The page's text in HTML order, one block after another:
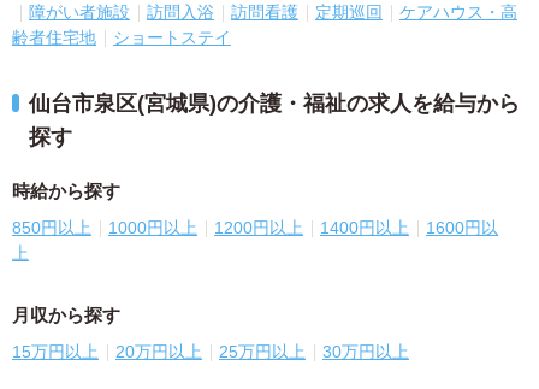
障がい者施設
訪問入浴 訪問看護 定期巡回
ケアハウス・高
齢者住宅地
ショートステイ
仙台市泉区(宮城県)の介護・福祉の求人を給与から
探す
時給から探す
850円以上 1000円以上 1200円以上 1400円以上
1600円以
上
月収から探す
15万円以上 20万円以上 25万円以上 30万円以上